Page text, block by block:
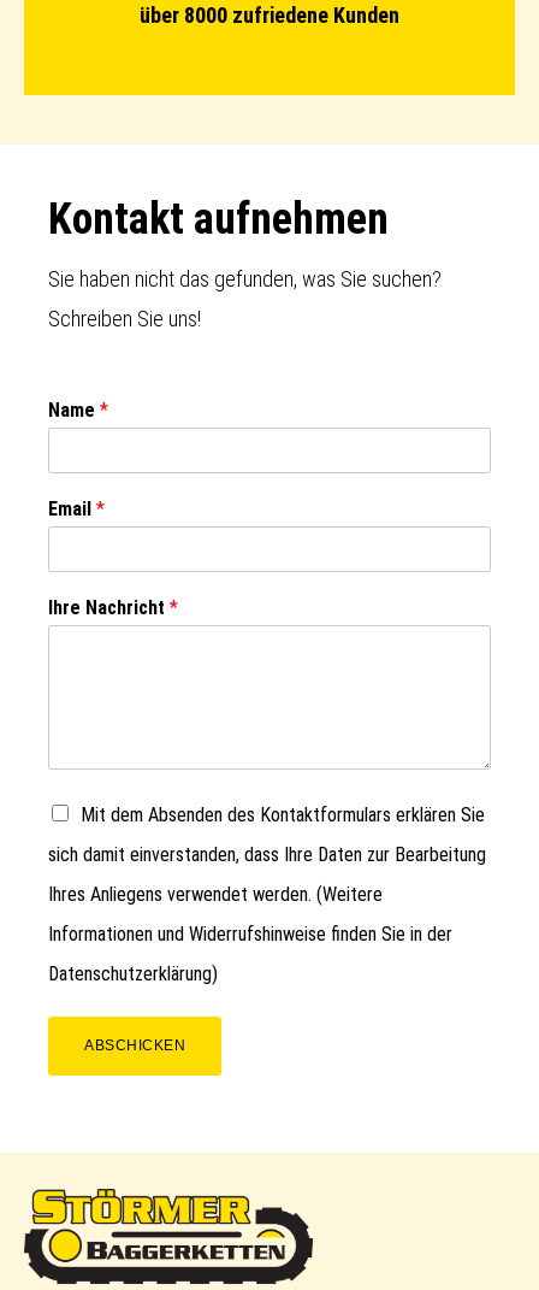
über 8000 zufriedene Kunden
Footer
Kontakt aufnehmen
Sie haben nicht das gefunden, was Sie suchen?
Schreiben Sie uns!
Name *
Email *
Ihre Nachricht *
Mit dem Absenden des Kontaktformulars erklären Sie
sich damit einverstanden, dass Ihre Daten zur Bearbeitung
Ihres Anliegens verwendet werden. (Weitere
Informationen und Widerrufshinweise finden Sie in der
Datenschutzerklärung)
ABSCHICKEN